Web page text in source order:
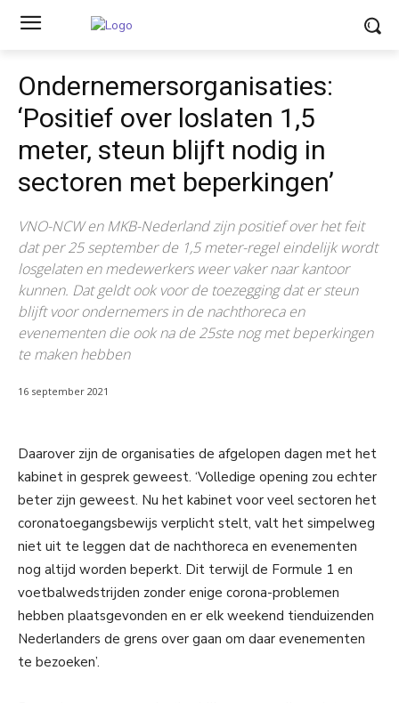
Ondernemersorganisaties:
‘Positief over loslaten 1,5
meter, steun blijft nodig in
sectoren met beperkingen’
VNO-NCW en MKB-Nederland zijn positief over het feit
dat per 25 september de 1,5 meter-regel eindelijk wordt
losgelaten en medewerkers weer vaker naar kantoor
kunnen. Dat geldt ook voor de toezegging dat er steun
blijft voor ondernemers in de nachthoreca en
evenementen die ook na de 25ste nog met beperkingen
te maken hebben
16 september 2021
Daarover zijn de organisaties de afgelopen dagen met het
kabinet in gesprek geweest. ‘Volledige opening zou echter
beter zijn geweest. Nu het kabinet voor veel sectoren het
coronatoegangsbewijs verplicht stelt, valt het simpelweg
niet uit te leggen dat de nachthoreca en evenementen
nog altijd worden beperkt. Dit terwijl de Formule 1 en
voetbalwedstrijden zonder enige corona-problemen
hebben plaatsgevonden en er elk weekend tienduizenden
Nederlanders de grens over gaan om daar evenementen
te bezoeken’.